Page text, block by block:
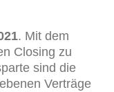
. Mit dem
Closing zu
sind die
Verträge